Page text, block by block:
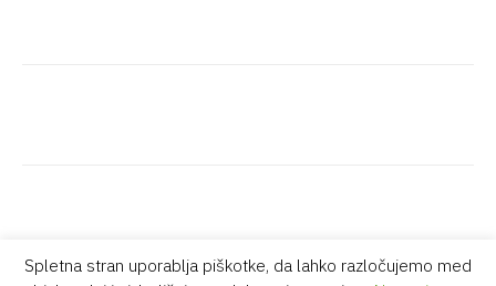
Spletna stran uporablja piškotke, da lahko razločujemo med